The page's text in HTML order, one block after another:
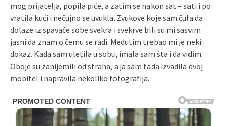
mog prijatelja, popila piće, a zatim se nakon sat – sati i po
vratila kući i nečujno se uvukla. Zvukove koje sam čula da
dolaze iz spavaće sobe svekra i svekrve bili su mi sasvim
jasni da znam o čemu se radi. Međutim trebao mi je neki
dokaz. Kada sam uletila u sobu, imala sam šta i da vidim.
Oboje su zanijemili od straha, a ja sam tada izvadila dvoj
mobitel i napravila nekoliko fotografija.